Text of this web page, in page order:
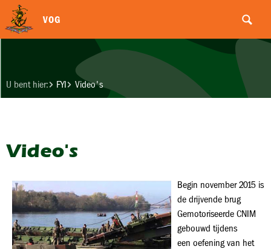
VOG
U bent hier: FYI Video's
Video's
Begin november 2015 is
de drijvende brug
Gemotoriseerde CNIM
gebouwd tijdens
een oefening van het